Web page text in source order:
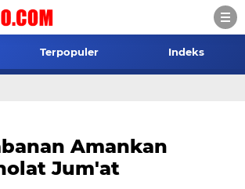
Terpopuler Indeks
Amankan
Jum'at